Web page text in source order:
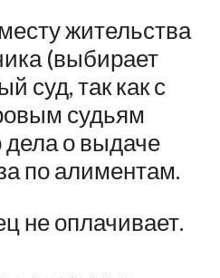
жительства
(выбирает
суд, так как с
судьям
дела о выдаче
по алиментам.
не оплачивает.